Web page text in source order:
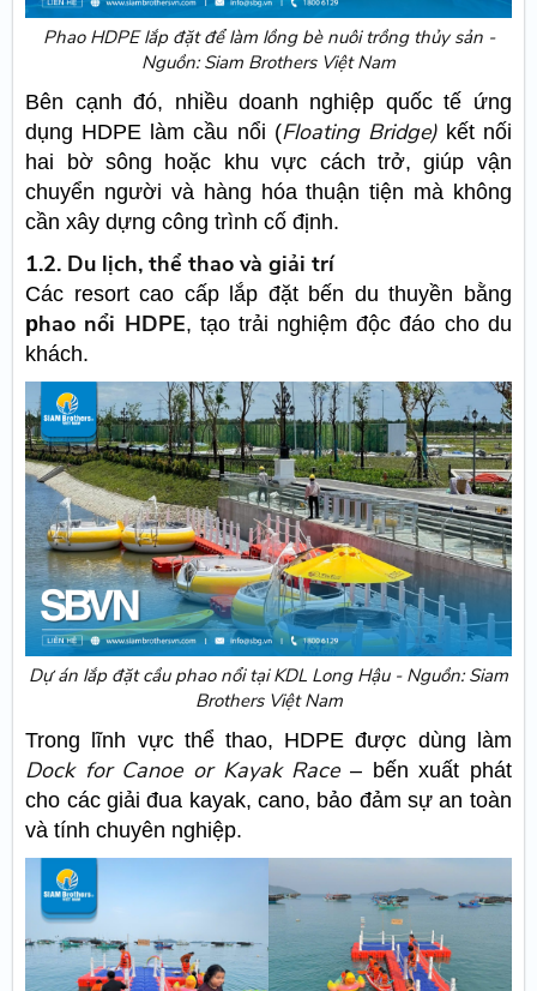
Phao HDPE lắp đặt để làm lồng bè nuôi trồng thủy sản -
Nguồn: Siam Brothers Việt Nam
Bên cạnh đó, nhiều doanh nghiệp quốc tế ứng
dụng HDPE làm cầu nổi (Floating Bridge)kết nối
hai bờ sông hoặc khu vực cách trở, giúp vận
chuyển người và hàng hóa thuận tiện mà không
cần xây dựng công trình cố định.
1.2. Du lịch, thể thao và giải trí
Các resort cao cấp lắp đặt bến du thuyền bằng
phao nổi HDPE, tạo trải nghiệm độc đáo cho du
khách.
Dự án lắp đặt cầu phao nổi tại KDL Long Hậu - Nguồn: Siam
Brothers Việt Nam
Trong lĩnh vực thể thao, HDPE được dùng làm
Dock for Canoe or Kayak Race– bến xuất phát
cho các giải đua kayak, cano, bảo đảm sự an toàn
và tính chuyên nghiệp.